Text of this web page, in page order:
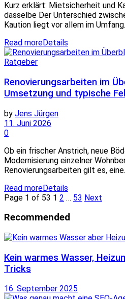
Kurz erklärt: Mietsicherheit und
dasselbe Der Unterschied
Kaution liegt vor allem im
Read moreDetails
Ratgeber
Renovierungsarbeiten im
Umsetzung und typische
by Jens Jürgen
11. Juni 2026
0
Ob ein frischer Anstrich, neue
Modernisierung einzelner
Renovierungsarbeiten gilt es,
Read moreDetails
Page 1 of 53 1 2 … 53 Next
Recommended
Kein warmes Wasser,
Tricks
16. September 2025